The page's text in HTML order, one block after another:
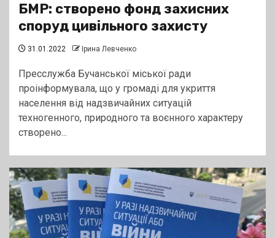
БМР: створено фонд захисних
споруд цивільного захисту
31.01.2022 Ірина Левченко
Пресслужба Бучанської міської ради
проінформувала, що у громаді для укриття
населення від надзвичайних ситуацій
техногенного, природного та воєнного характеру
створено...